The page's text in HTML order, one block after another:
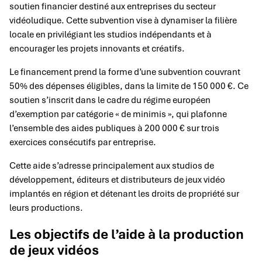
soutien financier destiné aux entreprises du secteur
vidéoludique. Cette subvention vise à dynamiser la filière
locale en privilégiant les studios indépendants et à
encourager les projets innovants et créatifs.
Le financement prend la forme d’une subvention couvrant
50% des dépenses éligibles, dans la limite de 150 000 €. Ce
soutien s’inscrit dans le cadre du régime européen
d’exemption par catégorie « de minimis », qui plafonne
l’ensemble des aides publiques à 200 000 € sur trois
exercices consécutifs par entreprise.
Cette aide s’adresse principalement aux studios de
développement, éditeurs et distributeurs de jeux vidéo
implantés en région et détenant les droits de propriété sur
leurs productions.
Les objectifs de l’aide à la production
de jeux vidéos